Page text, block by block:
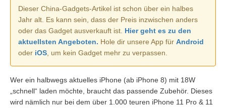
Dieser China-Gadgets-Artikel ist schon über ein halbes
Jahr alt. Es kann sein, dass der Preis inzwischen anders
oder das Gadget ausverkauft ist. Hier geht es zu den
aktuellsten Angeboten. Hole dir unsere App für Android
oder iOS , um kein Gadget mehr zu verpassen.
Wer ein halbwegs aktuelles iPhone (ab iPhone 8) mit 18W
„schnell“ laden möchte, braucht das passende Zubehör. Dieses
wird nämlich nur bei dem über 1.000 teuren iPhone 11 Pro & 11